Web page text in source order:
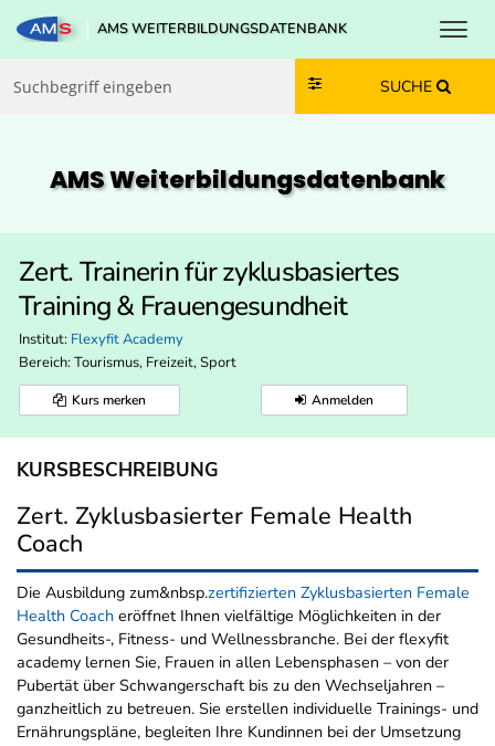
Zum Inhalt springen
Zum Navmenü springen
Zur Suche springen
Zur Footer springen
AMS WEITERBILDUNGSDATENBANK
SUCHE
AMS Weiterbildungs­datenbank
Zert. Trainerin für zyklusbasiertes
Training & Frauengesundheit
Institut: Flexyfit Academy
Bereich: Tourismus, Freizeit, Sport
Kurs merken Anmelden
KURSBESCHREIBUNG
Zert. Zyklusbasierter Female Health
Coach
Die Ausbildung zum&nbsp.zertifizierten Zyklusbasierten Female
Health Coach eröffnet Ihnen vielfältige Möglichkeiten in der
Gesundheits-, Fitness- und Wellnessbranche. Bei der flexyfit
academy lernen Sie, Frauen in allen Lebensphasen – von der
Pubertät über Schwangerschaft bis zu den Wechseljahren –
ganzheitlich zu betreuen. Sie erstellen individuelle Trainings- und
Ernährungspläne, begleiten Ihre Kundinnen bei der Umsetzung